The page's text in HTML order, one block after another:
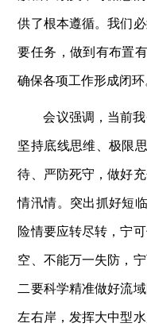
供了根本遵循。我们
要任务，做到有布置
确保各项工作形成闭环
会议强调，当前
坚持底线思维、极限
待、严防死守，做好
情汛情。突出抓好短
险情要应转尽转，宁
空、不能万一失防，
二要科学精准做好流
左右岸，发挥大中型